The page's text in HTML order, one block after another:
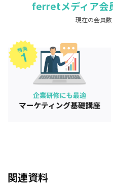
ferretメディア会
現在の会員数
関連資料